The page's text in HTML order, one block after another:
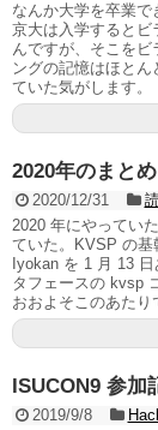
なんか大学を卒業
京大は入学するとビ
んですが、そこをビ
ングの記憶はほと
ていた気がします
2020年のまとめ
2020/12/31
2020 年にやってい
ていた。KVSP の基
Iyokan を 1 月 13
タフェースの kvsp
おおよそこのあた
ISUCON9 参加
2019/9/8